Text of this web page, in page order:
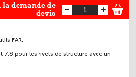
la demande de
devis
FAR.
pour les rivets de structure avec un